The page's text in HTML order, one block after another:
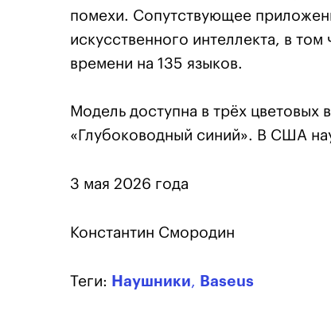
помехи. Сопутствующее
искусственного интеллекта, в
времени на 135 языков.
Модель доступна в трёх цветовых
«Глубоководный синий». В США
3 мая 2026 года
Константин Смородин
Теги: Наушники, Baseus